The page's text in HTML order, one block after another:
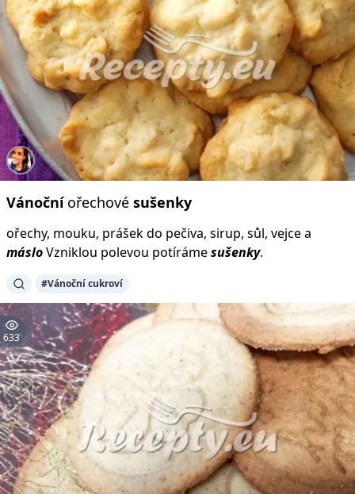
Vánočníořechové sušenky
ořechy, mouku, prášek do pečiva, sirup, sůl, vejce a
másloVzniklou polevou potírámesušenky.
#Vánoční cukroví
633